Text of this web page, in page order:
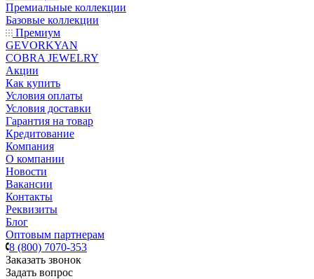
Премиальные коллекции
Базовые коллекции
Премиум
GEVORKYAN
COBRA JEWELRY
Акции
Как купить
Условия оплаты
Условия доставки
Гарантия на товар
Кредитование
Компания
О компании
Новости
Вакансии
Контакты
Реквизиты
Блог
Оптовым партнерам
8 (800) 7070-353
Заказать звонок
Задать вопрос